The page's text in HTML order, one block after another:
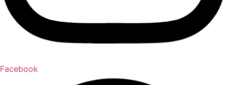
Facebook